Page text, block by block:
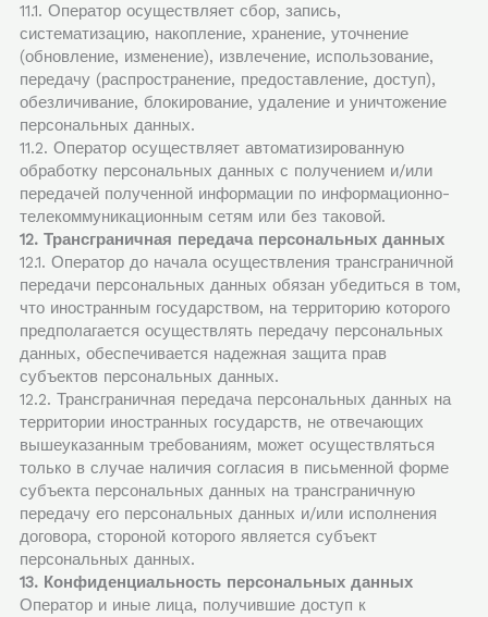
11.1. Оператор осуществляет сбор, запись,
систематизацию, накопление, хранение, уточнение
(обновление, изменение), извлечение, использование,
передачу (распространение, предоставление, доступ),
обезличивание, блокирование, удаление и уничтожение
персональных данных.
11.2. Оператор осуществляет автоматизированную
обработку персональных данных с получением и/или
передачей полученной информации по информационно-
телекоммуникационным сетям или без таковой.
12. Трансграничная передача персональных данных
12.1. Оператор до начала осуществления трансграничной
передачи персональных данных обязан убедиться в том,
что иностранным государством, на территорию которого
предполагается осуществлять передачу персональных
данных, обеспечивается надежная защита прав
субъектов персональных данных.
12.2. Трансграничная передача персональных данных на
территории иностранных государств, не отвечающих
вышеуказанным требованиям, может осуществляться
только в случае наличия согласия в письменной форме
субъекта персональных данных на трансграничную
передачу его персональных данных и/или исполнения
договора, стороной которого является субъект
персональных данных.
13. Конфиденциальность персональных данных
Оператор и иные лица, получившие доступ к